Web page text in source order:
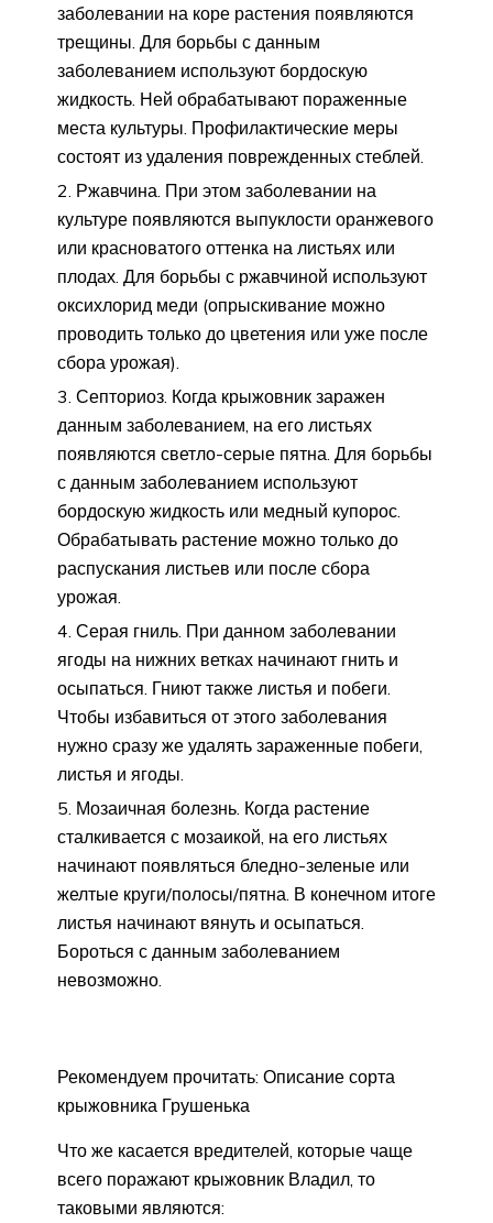
заболевании на коре растения появляются
трещины. Для борьбы с данным
заболеванием используют бордоскую
жидкость. Ней обрабатывают пораженные
места культуры. Профилактические меры
состоят из удаления поврежденных стеблей.
Ржавчина. При этом заболевании на
культуре появляются выпуклости оранжевого
или красноватого оттенка на листьях или
плодах. Для борьбы с ржавчиной используют
оксихлорид меди (опрыскивание можно
проводить только до цветения или уже после
сбора урожая).
Септориоз. Когда крыжовник заражен
данным заболеванием, на его листьях
появляются светло-серые пятна. Для борьбы
с данным заболеванием используют
бордоскую жидкость или медный купорос.
Обрабатывать растение можно только до
распускания листьев или после сбора
урожая.
Серая гниль. При данном заболевании
ягоды на нижних ветках начинают гнить и
осыпаться. Гниют также листья и побеги.
Чтобы избавиться от этого заболевания
нужно сразу же удалять зараженные побеги,
листья и ягоды.
Мозаичная болезнь. Когда растение
сталкивается с мозаикой, на его листьях
начинают появляться бледно-зеленые или
желтые круги/полосы/пятна. В конечном итоге
листья начинают вянуть и осыпаться.
Бороться с данным заболеванием
невозможно.
Рекомендуем прочитать: Описание сорта
крыжовника Грушенька
Что же касается вредителей, которые чаще
всего поражают крыжовник Владил, то
таковыми являются: